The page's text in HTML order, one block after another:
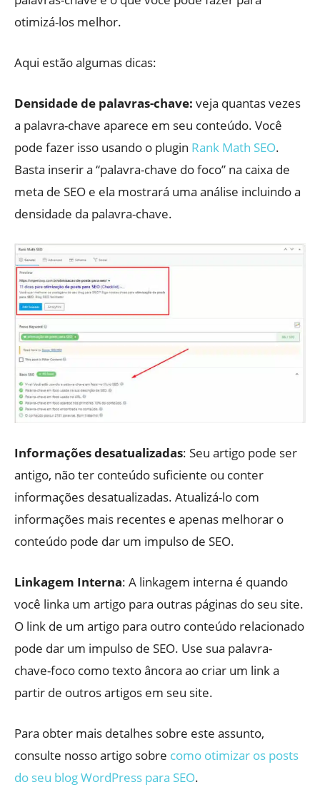
otimizá-los melhor.
Aqui estão algumas dicas:
Densidade de palavras-chave: veja quantas vezes
a palavra-chave aparece em seu conteúdo. Você
pode fazer isso usando o plugin Rank Math SEO.
Basta inserir a “palavra-chave do foco” na caixa de
meta de SEO e ela mostrará uma análise incluindo a
densidade da palavra-chave.
Informações desatualizadas: Seu artigo pode ser
antigo, não ter conteúdo suficiente ou conter
informações desatualizadas. Atualizá-lo com
informações mais recentes e apenas melhorar o
conteúdo pode dar um impulso de SEO.
Linkagem Interna: A linkagem interna é quando
você linka um artigo para outras páginas do seu site.
O link de um artigo para outro conteúdo relacionado
pode dar um impulso de SEO. Use sua palavra-
chave-foco como texto âncora ao criar um link a
partir de outros artigos em seu site.
Para obter mais detalhes sobre este assunto,
consulte nosso artigo sobre como otimizar os posts
do seu blog WordPress para SEO.